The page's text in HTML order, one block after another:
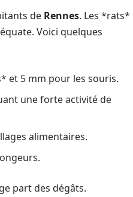
de Rennes. Les *rats*
Voici quelques
et 5 mm pour les souris.
une forte activité de
alimentaires.
part des dégâts.